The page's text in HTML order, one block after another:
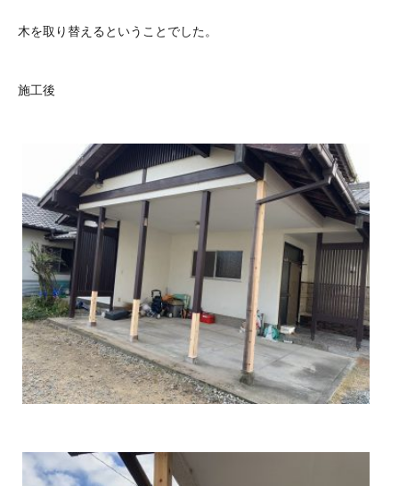
木を取り替えるということでした。
施工後